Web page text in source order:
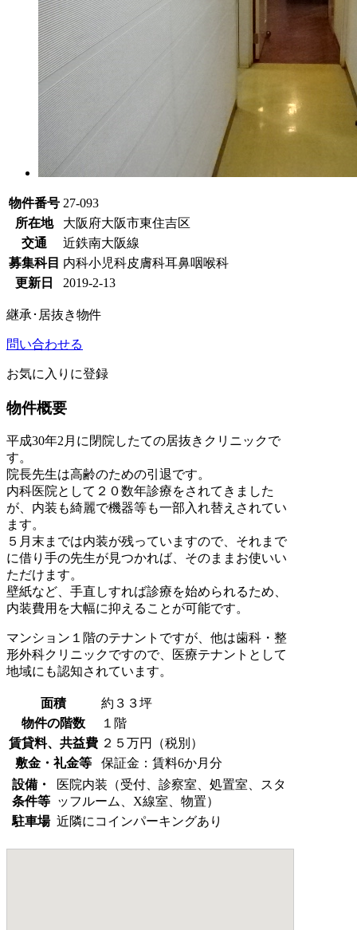
物件番号 27-093
所在地
大阪府大阪市東住吉区
交通
近鉄南大阪線
募集科目 内科小児科皮膚科耳鼻咽喉科
更新日
2019-2-13
継承･居抜き物件
問い合わせる
お気に入りに登録
物件概要
平成30年2月に閉院したての居抜きクリニックで
す。
院長先生は高齢のための引退です。
内科医院として２０数年診療をされてきました
が、内装も綺麗で機器等も一部入れ替えされてい
ます。
５月末までは内装が残っていますので、それまで
に借り手の先生が見つかれば、そのままお使いい
ただけます。
壁紙など、手直しすれば診療を始められるため、
内装費用を大幅に抑えることが可能です。
マンション１階のテナントですが、他は歯科・整
形外科クリニックですので、医療テナントとして
地域にも認知されています。
面積
約３３坪
物件の階数
１階
賃貸料、共益費 ２５万円（税別）
敷金・礼金等
保証金：賃料6か月分
設備・
条件等
医院内装（受付、診察室、処置室、スタ
ッフルーム、X線室、物置）
駐車場 近隣にコインパーキングあり